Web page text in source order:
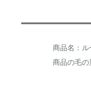
商品の毛の